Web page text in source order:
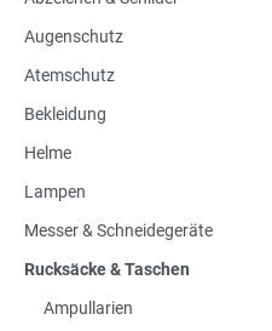
Augenschutz
Atemschutz
Bekleidung
Helme
Lampen
Messer & Schneidegeräte
Rucksäcke & Taschen
Ampullarien